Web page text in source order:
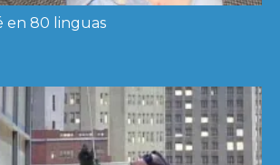
en 80 linguas